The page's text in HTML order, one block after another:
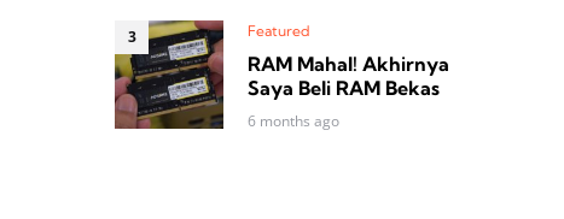
Featured
RAM Mahal! Akhirnya
Saya Beli RAM Bekas
6 months ago